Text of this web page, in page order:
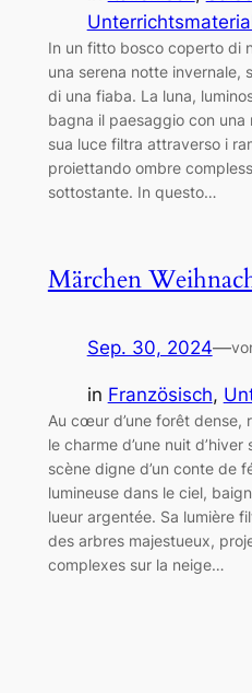
In un fitto bosco coperto di
una serena notte invernale,
di una fiaba. La luna,
bagna il paesaggio con
sua luce filtra attraverso i
proiettando ombre
sottostante. In questo…
Märchen
Sep. 30, 2024—
in Französisch,
Au cœur d’une forêt dense,
le charme d’une nuit
scène digne d’un conte de
lumineuse dans le ciel,
lueur argentée. Sa lumière
des arbres majestueux,
complexes sur la neige…